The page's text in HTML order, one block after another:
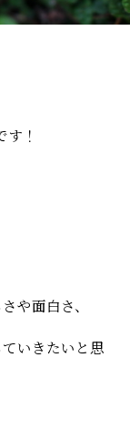
！
や面白さ、
いきたいと思